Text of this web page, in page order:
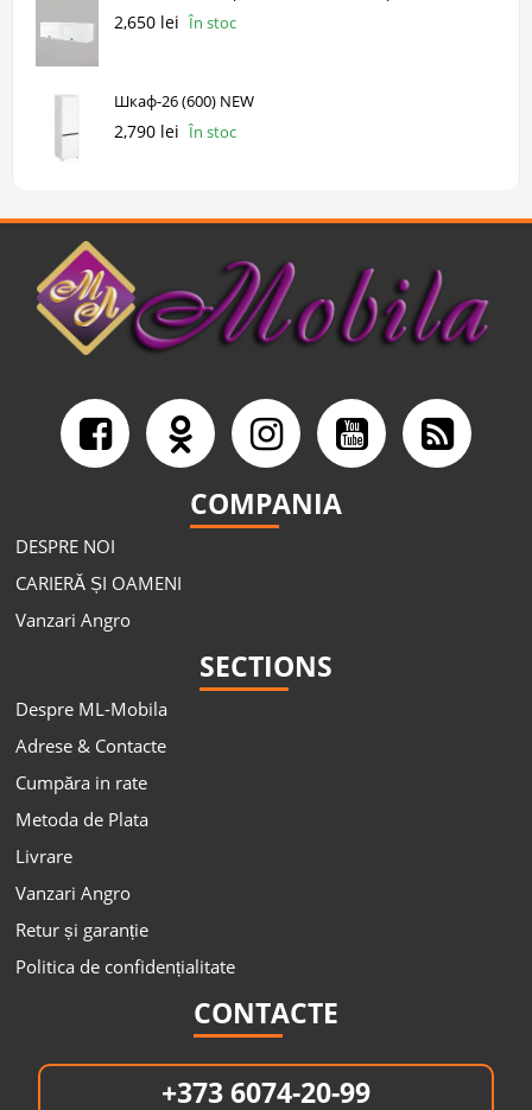
2,650 lei În stoc
Шкаф-26 (600) NEW
2,790 lei În stoc
COMPANIA
DESPRE NOI
CARIERĂ ȘI OAMENI
Vanzari Angro
SECTIONS
Despre ML-Mobila
Adrese & Contacte
Cumpăra in rate
Metoda de Plata
Livrare
Vanzari Angro
Retur și garanție
Politica de confidențialitate
CONTACTE
+373 6074-20-99